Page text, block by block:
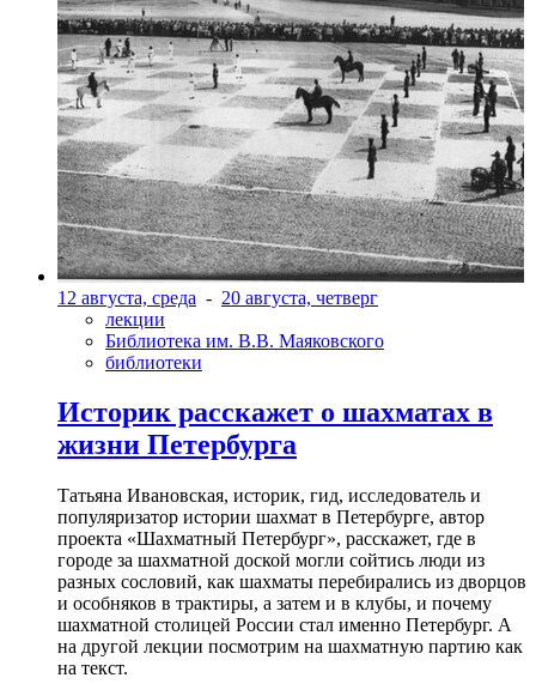
12 августа, среда - 20 августа, четверг
лекции
Библиотека им. В.В. Маяковского
библиотеки
Историк расскажет о шахматах в
жизни Петербурга
Татьяна Ивановская, историк, гид, исследователь и
популяризатор истории шахмат в Петербурге, автор
проекта «Шахматный Петербург», расскажет, где в
городе за шахматной доской могли сойтись люди из
разных сословий, как шахматы перебирались из дворцов
и особняков в трактиры, а затем и в клубы, и почему
шахматной столицей России стал именно Петербург. А
на другой лекции посмотрим на шахматную партию как
на текст.